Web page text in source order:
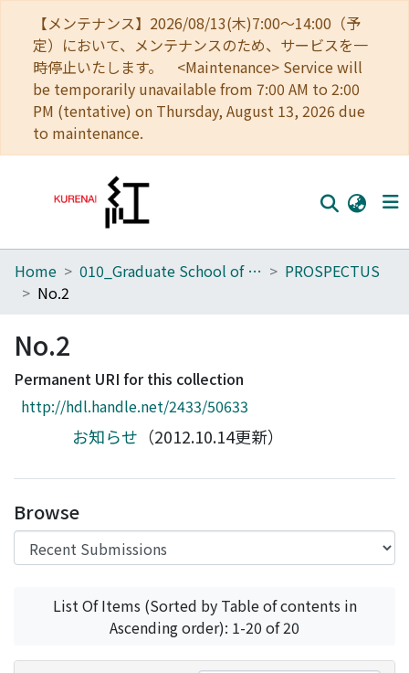
【メンテナンス】2026/08/13(木)7:00～14:00（予
定）において、メンテナンスのため、サービスを一
時停止いたします。 <Maintenance> Service will
be temporarily unavailable from 7:00 AM to 2:00
PM (tentative) on Thursday, August 13, 2026 due
to maintenance.
Home
Browse
Download Ranking
Access Statistics
Home 010_Graduate School of Letters
PROSPECTUS
No.2
No.2
Permanent URI for this collection
http://hdl.handle.net/2433/50633
お知らせ （2012.10.14更新）
Browse
List Of Items (Sorted by Table of contents in
Ascending order): 1-20 of 20